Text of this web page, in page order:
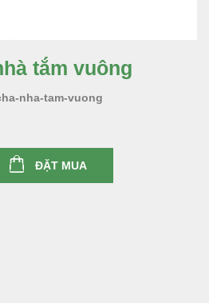
tắm vuông
nha-tam-vuong
ĐẶT MUA